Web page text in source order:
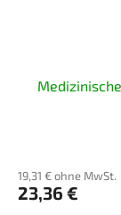
19,31 € ohne MwSt.
23,36 €